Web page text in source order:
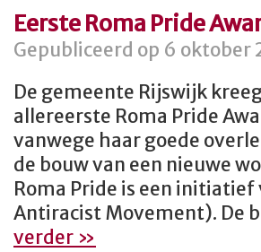
Eerste Roma Pride
Gepubliceerd op 6 oktober
De gemeente Rijswijk
allereerste Roma Pride
vanwege haar goede
de bouw van een nieuwe
Roma Pride is een initiatief
Antiracist Movement). De
verder »